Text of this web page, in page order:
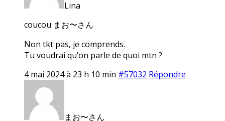
Lina
coucou まお〜さん
Non tkt pas, je comprends.
Tu voudrai qu’on parle de quoi mtn ?
4 mai 2024 à 23 h 10 min #57032 Répondre
まお〜さん